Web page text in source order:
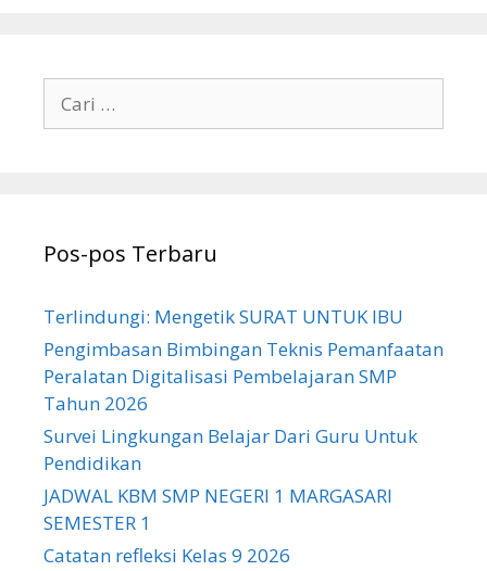
untuk:
Pos-pos Terbaru
Terlindungi: Mengetik SURAT UNTUK IBU
Pengimbasan Bimbingan Teknis Pemanfaatan
Peralatan Digitalisasi Pembelajaran SMP
Tahun 2026
Survei Lingkungan Belajar Dari Guru Untuk
Pendidikan
JADWAL KBM SMP NEGERI 1 MARGASARI
SEMESTER 1
Catatan refleksi Kelas 9 2026